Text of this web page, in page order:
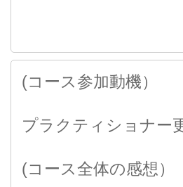
(コース参加動機）
プラクティショナー
(コース全体の感想）